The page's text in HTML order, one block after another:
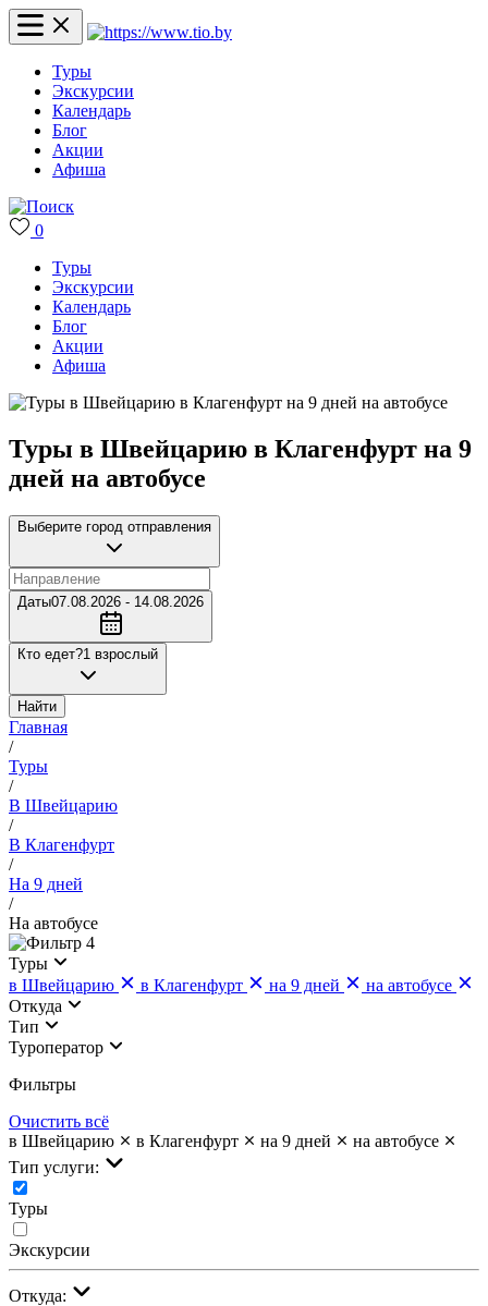
Туры
Экскурсии
Календарь
Блог
Акции
Афиша
0
Туры
Экскурсии
Календарь
Блог
Акции
Афиша
Туры в Швейцарию в Клагенфурт на 9
дней на автобусе
Выберите город отправления
Даты07.08.2026 - 14.08.2026
Кто едет?1 взрослый
Найти
Главная
/
Туры
/
В Швейцарию
/
В Клагенфурт
/
На 9 дней
/
На автобусе
4
Туры
в Швейцарию
в Клагенфурт на 9 дней
на автобусе
Откуда
Тип
Туроператор
Фильтры
Очистить всё
в Швейцарию
в Клагенфурт на 9 дней
на автобусе
Тип услуги:
Туры
Экскурсии
Откуда: